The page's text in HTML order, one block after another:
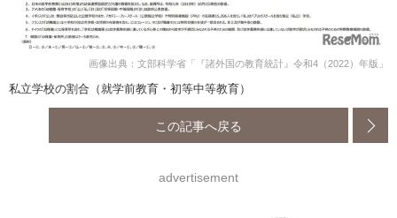
画像出典：文部科学省「『諸外国の教育統計』令和4（2022）年版」
私立学校の割合（就学前教育・初等中等教育）
この記事へ戻る
advertisement